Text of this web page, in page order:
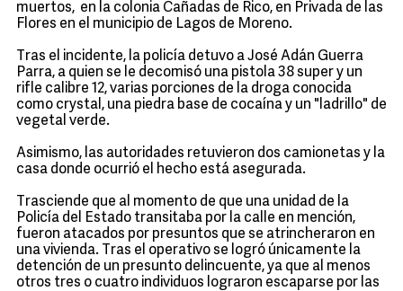
muertos, en la colonia Cañadas de Rico, en Privada de las
Flores en el municipio de Lagos de Moreno.
Tras el incidente, la policía detuvo a José Adán Guerra
Parra, a quien se le decomisó una pistola 38 super y un
rifle calibre 12, varias porciones de la droga conocida
como crystal, una piedra base de cocaína y un "ladrillo" de
vegetal verde.
Asimismo, las autoridades retuvieron dos camionetas y la
casa donde ocurrió el hecho está asegurada.
Trasciende que al momento de que una unidad de la
Policía del Estado transitaba por la calle en mención,
fueron atacados por presuntos que se atrincheraron en
una vivienda. Tras el operativo se logró únicamente la
detención de un presunto delincuente, ya que al menos
otros tres o cuatro individuos lograron escaparse por las